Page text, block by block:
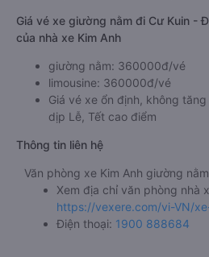
Giá vé xe giường nằm đi Cư Kuin -
của nhà xe Kim Anh
giường nằm: 360000đ/vé
limousine: 360000đ/vé
Giá vé xe ổn định, không
dịp Lễ, Tết cao điểm
Thông tin liên hệ
Văn phòng xe Kim Anh giường
Xem địa chỉ văn phòng nhà
https://vexere.com/vi-VN/
Điện thoại: 1900 888684